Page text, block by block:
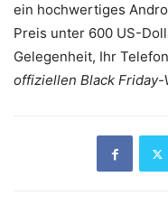
ein hochwertiges
Preis unter 600 US-
Gelegenheit, Ihr
offiziellen Black